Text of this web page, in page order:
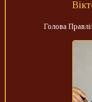
Голова